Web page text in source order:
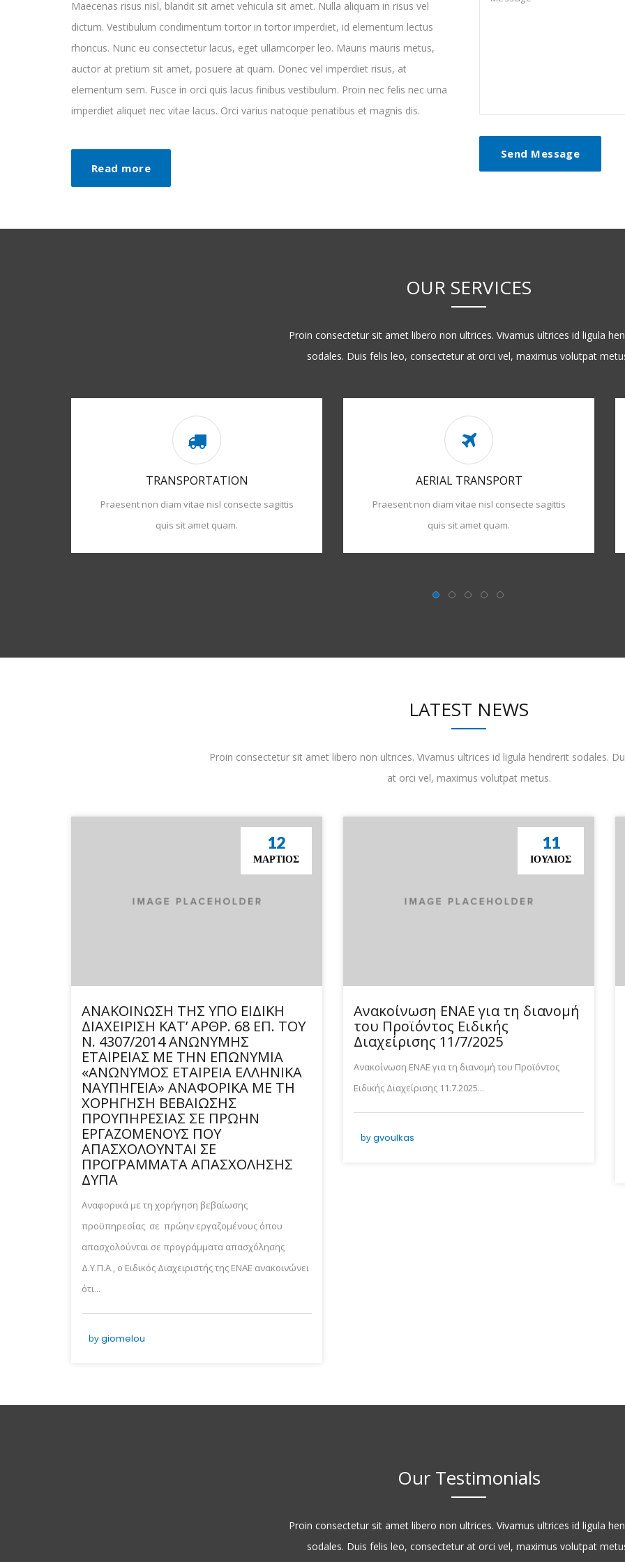
Maecenas risus nisl, blandit sit amet vehicula sit amet. Nulla aliquam in risus vel
dictum. Vestibulum condimentum tortor in tortor imperdiet, id elementum lectus
rhoncus. Nunc eu consectetur lacus, eget ullamcorper leo. Mauris mauris metus,
auctor at pretium sit amet, posuere at quam. Donec vel imperdiet risus, at
elementum sem. Fusce in orci quis lacus finibus vestibulum. Proin nec felis nec urna
imperdiet aliquet nec vitae lacus. Orci varius natoque penatibus et magnis dis.
Read more
OUR SERVICES
Proin consectetur sit amet libero non ultrices. Vivamus ultrices id ligula
sodales. Duis felis leo, consectetur at orci vel, maximus volutpat
TRANSPORTATION
Praesent non diam vitae nisl consecte sagittis
quis sit amet quam.
AERIAL TRANSPORT
Praesent non diam vitae nisl consecte sagittis
quis sit amet quam.
LATEST NEWS
Proin consectetur sit amet libero non ultrices. Vivamus ultrices id ligula hendrerit sodales.
at orci vel, maximus volutpat metus.
12
ΜΆΡΤΙΟΣ
ΑΝΑΚΟΙΝΩΣΗ ΤΗΣ ΥΠΟ ΕΙΔΙΚΗ
ΔΙΑΧΕΙΡΙΣΗ ΚΑΤ’ ΑΡΘΡ. 68 ΕΠ. ΤΟΥ
Ν. 4307/2014 ΑΝΩΝΥΜΗΣ
ΕΤΑΙΡΕΙΑΣ ΜΕ ΤΗΝ ΕΠΩΝΥΜΙΑ
«ΑΝΩΝΥΜΟΣ ΕΤΑΙΡΕΙΑ ΕΛΛΗΝΙΚΑ
ΝΑΥΠΗΓΕΙΑ» ΑΝΑΦΟΡΙΚΑ ΜΕ ΤΗ
ΧΟΡΗΓΗΣΗ ΒΕΒΑΙΩΣΗΣ
ΠΡΟΥΠΗΡΕΣΙΑΣ ΣΕ ΠΡΩΗΝ
ΕΡΓΑΖΟΜΕΝΟΥΣ ΠΟΥ
ΑΠΑΣΧΟΛΟΥΝΤΑΙ ΣΕ
ΠΡΟΓΡΑΜΜΑΤΑ ΑΠΑΣΧΟΛΗΣΗΣ
ΔΥΠΑ
Αναφορικά με τη χορήγηση βεβαίωσης
προϋπηρεσίας σε πρώην εργαζομένους όπου
απασχολούνται σε προγράμματα απασχόλησης
Δ.Υ.Π.Α., ο Ειδικός Διαχειριστής της ΕΝΑΕ ανακοινώνει
ότι...
bygiomelou
11
ΙΟΎΛΙΟΣ
Ανακοίνωση ΕΝΑΕ για τη διανομή
του Προϊόντος Ειδικής
Διαχείρισης 11/7/2025
Ανακοίνωση ΕΝΑΕ για τη διανομή του Προϊόντος
Ειδικής Διαχείρισης 11.7.2025...
bygvoulkas
Our Testimonials
Proin consectetur sit amet libero non ultrices. Vivamus ultrices id ligula
sodales. Duis felis leo, consectetur at orci vel, maximus volutpat